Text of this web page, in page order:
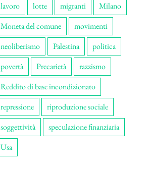
lavoro
lotte migranti
Milano
Moneta del comune
movimenti
neoliberismo
Palestina
politica
povertà
Precarietà
razzismo
Reddito di base incondizionato
repressione
riproduzione sociale
soggettività
speculazione finanziaria
Usa